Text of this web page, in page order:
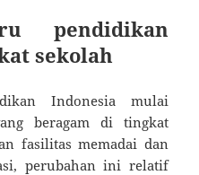
pendidikan
sekolah
Indonesia mulai
beragam di tingkat
fasilitas memadai dan
perubahan ini relatif